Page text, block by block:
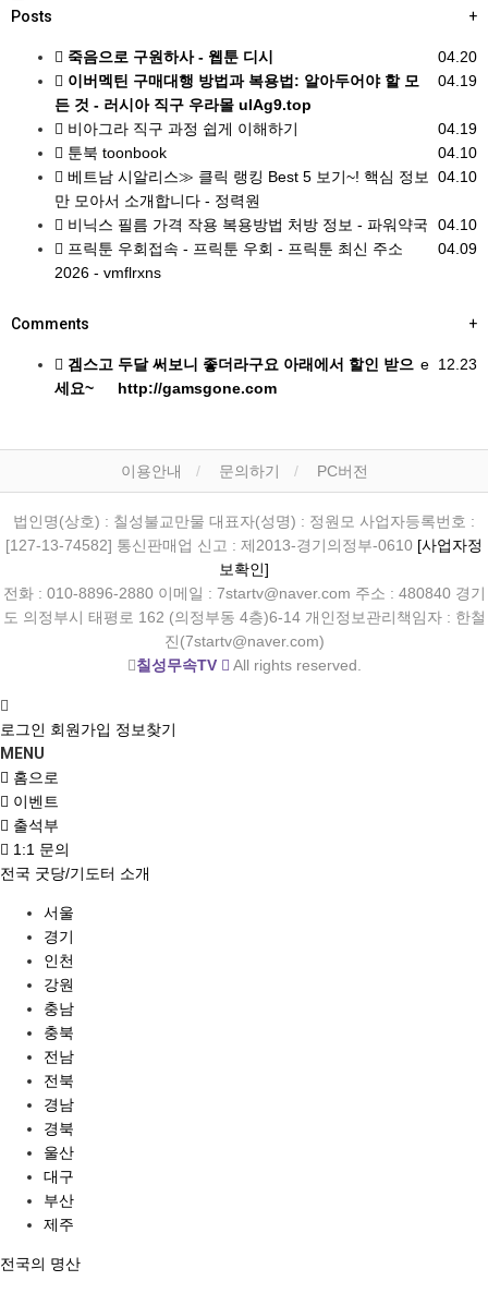
+
Posts
04.20
죽음으로 구원하사 - 웹툰 디시
04.19
이버멕틴 구매대행 방법과 복용법: 알아두어야 할 모
든 것 - 러시아 직구 우라몰 ulAg9.top
04.19
비아그라 직구 과정 쉽게 이해하기
04.10
툰북 toonbook
04.10
베트남 시알리스≫ 클릭 랭킹 Best 5 보기~! 핵심 정보
만 모아서 소개합니다 - 정력원
04.10
비닉스 필름 가격 작용 복용방법 처방 정보 - 파워약국
04.09
프릭툰 우회접속 - 프릭툰 우회 - 프릭툰 최신 주소
2026 - vmflrxns
+
Comments
e 12.23
겜스고 두달 써보니 좋더라구요 아래에서 할인 받으
세요~ http://gamsgone.com
이용안내 문의하기 PC버전
법인명(상호) : 칠성불교만물 대표자(성명) : 정원모 사업자등록번호 :
[127-13-74582] 통신판매업 신고 : 제2013-경기의정부-0610 [사업자정
보확인]
전화 : 010-8896-2880 이메일 : 7startv@naver.com 주소 : 480840 경기
도 의정부시 태평로 162 (의정부동 4층)6-14 개인정보관리책임자 : 한철
진(7startv@naver.com)
칠성무속TV
All rights reserved.
로그인 회원가입 정보찾기
MENU
홈으로
이벤트
출석부
1:1 문의
전국 굿당/기도터 소개
서울
경기
인천
강원
충남
충북
전남
전북
경남
경북
울산
대구
부산
제주
전국의 명산